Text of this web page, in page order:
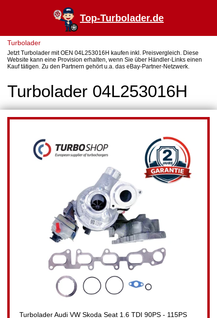
Top-Turbolader.de
Turbolader
Jetzt Turbolader mit OEN 04L253016H kaufen inkl. Preisvergleich. Diese
Website kann eine Provision erhalten, wenn Sie über Händler-Links einen
Kauf tätigen. Zu den Partnern gehört u.a. das eBay-Partner-Netzwerk.
Turbolader 04L253016H
Turbolader Audi VW Skoda Seat 1.6 TDI 90PS - 115PS